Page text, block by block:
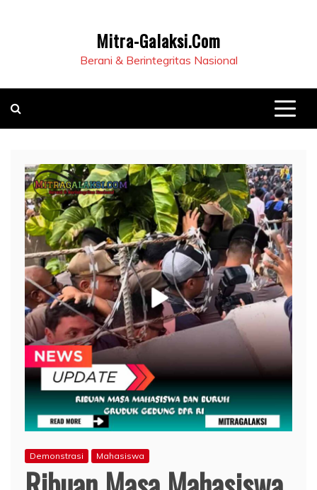
Mitra-Galaksi.Com
Berani & Berintegritas Nasional
Demonstrasi Mahasiswa